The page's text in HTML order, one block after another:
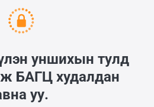
уншихын тулд
БАГЦ худалдан
уу.